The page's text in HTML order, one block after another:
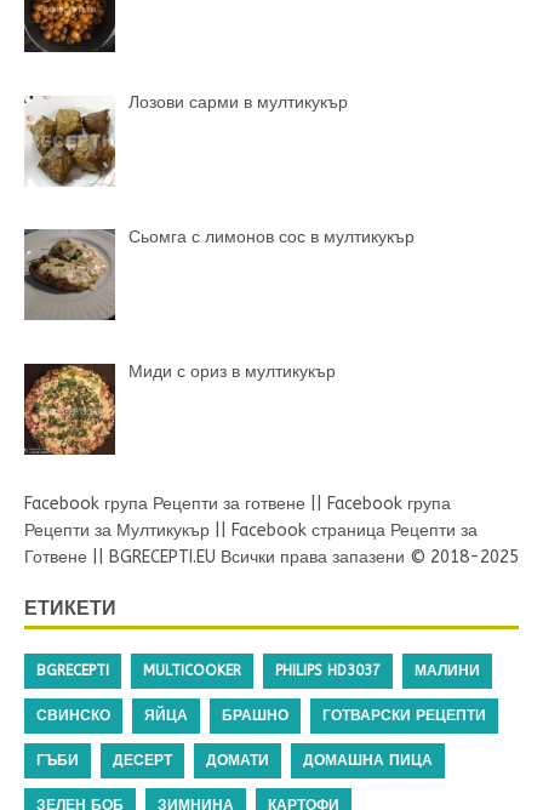
Лозови сарми в мултикукър
Сьомга с лимонов сос в мултикукър
Миди с ориз в мултикукър
Facebook група Рецепти за готвене
Facebook група
Рецепти за Мултикукър
Facebook страница Рецепти за
Готвене
BGRECEPTI.EU Всички права запазени © 2018-2025
ЕТИКЕТИ
BGRECEPTI MULTICOOKER PHILIPS HD3037 МАЛИНИ
СВИНСКО ЯЙЦА БРАШНО ГОТВАРСКИ РЕЦЕПТИ
ГЪБИ ДЕСЕРТ ДОМАТИ ДОМАШНА ПИЦА
ЗЕЛЕН БОБ ЗИМНИНА КАРТОФИ